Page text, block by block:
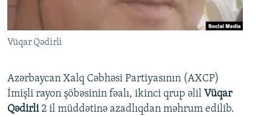
Vüqar Qədirli
Azərbaycan Xalq Cəbhəsi Partiyasının (AXCP)
İmişli rayon şöbəsinin fəalı, ikinci qrup əlil Vüqar
Qədirli2 il müddətinə azadlıqdan məhrum edilib.